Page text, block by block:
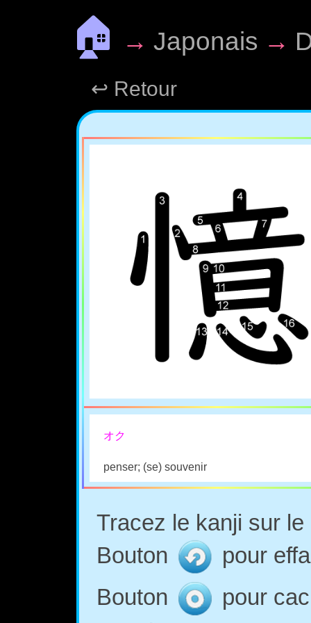
🏠 → Japonais →
↩ Retour
オク
penser; (se) souvenir
Tracez le kanji sur
Bouton
pour
Bouton
pour